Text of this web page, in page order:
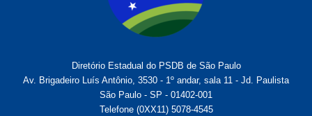
Diretório Estadual do PSDB de São Paulo
Av. Brigadeiro Luís Antônio, 3530 - 1º andar, sala 11 - Jd. Paulista
São Paulo - SP - 01402-001
Telefone (0XX11) 5078-4545